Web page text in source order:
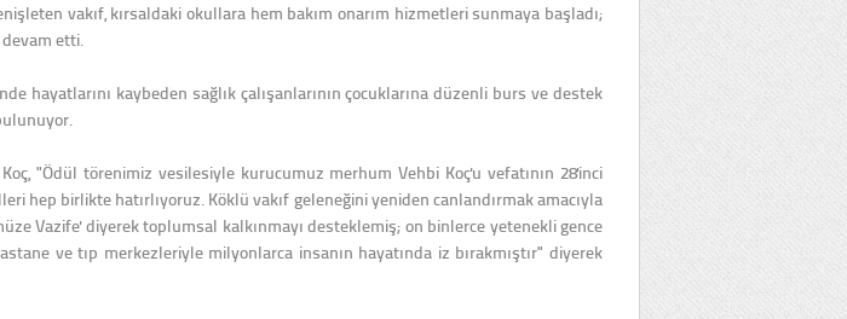
vakıf, kırsaldaki okullara hem bakım onarım hizmetleri sunmaya başladı;
etti.
hayatlarını kaybeden sağlık çalışanlarının çocuklarına düzenli burs ve destek
"Ödül törenimiz vesilesiyle kurucumuz merhum Vehbi Koç'u vefatının 28'inci
hep birlikte hatırlıyoruz. Köklü vakıf geleneğini yeniden canlandırmak amacıyla
Vazife' diyerek toplumsal kalkınmayı desteklemiş; on binlerce yetenekli gence
ve tıp merkezleriyle milyonlarca insanın hayatında iz bırakmıştır" diyerek